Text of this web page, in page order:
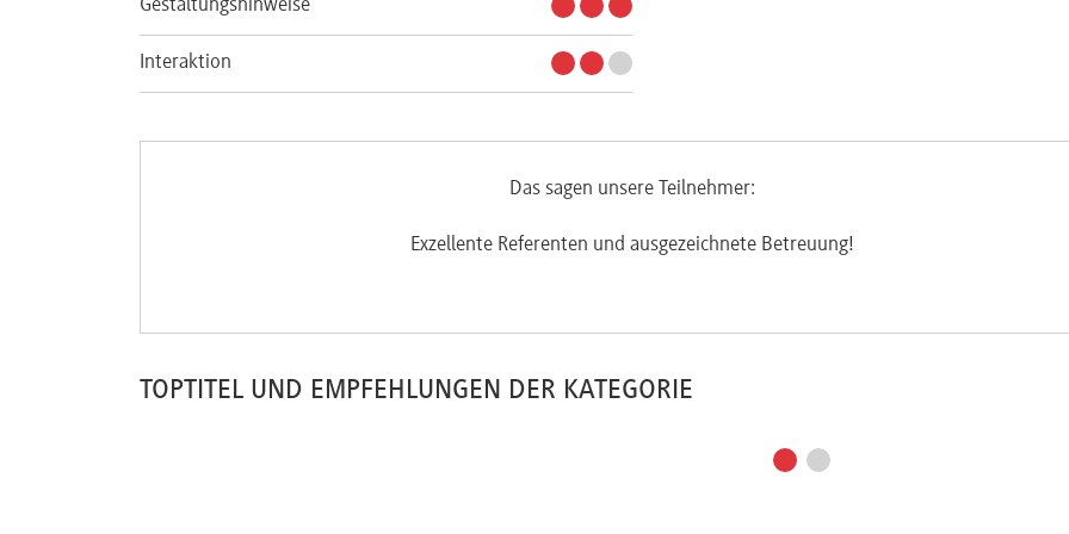
Gestaltungshinweise
Interaktion
Das sagen unsere Teilnehmer:
Exzellente Referenten und ausgezeichnete Betreuung!
TOPTITEL UND EMPFEHLUNGEN DER KATEGORIE